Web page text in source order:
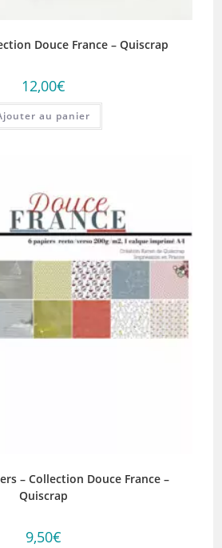
Douce France – Quiscrap
12,00€
au panier
– Collection Douce France –
Quiscrap
9,50€